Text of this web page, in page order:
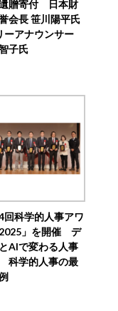
贈寄付 日本財
会長 笹川陽平氏
ーアナウンサー
子氏
4回科学的人事アワ
」を開催 デ
AIで変わる人事
科学的人事の最